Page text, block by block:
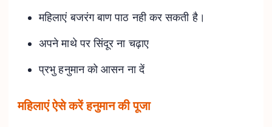
महिलाएं बजरंग बाण पाठ नही कर सकती है।
अपने माथे पर सिंदूर ना चढ़ाए
प्रभु हनुमान को आसन ना दें
महिलाएं ऐसे करें हनुमान की पूजा